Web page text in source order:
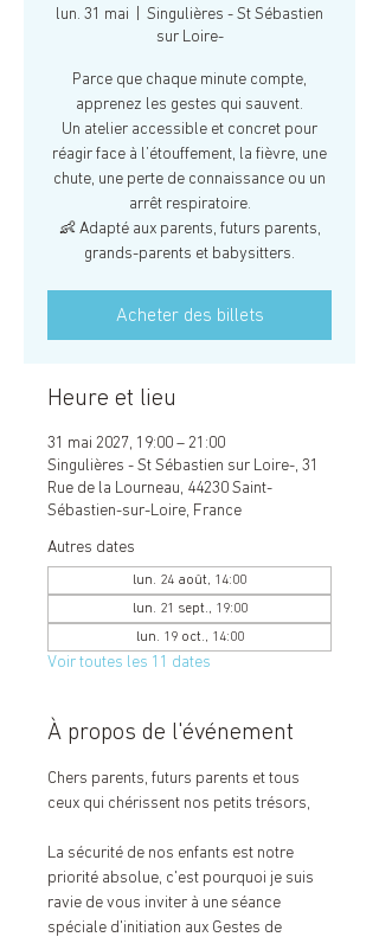
lun. 31 mai
Singulières - St Sébastien
sur Loire-
Parce que chaque minute compte,
apprenez les gestes qui sauvent.
Un atelier accessible et concret pour
réagir face à l’étouffement, la fièvre, une
chute, une perte de connaissance ou un
arrêt respiratoire.
👶 Adapté aux parents, futurs parents,
grands-parents et babysitters.
Acheter des billets
Heure et lieu
31 mai 2027, 19:00 – 21:00
Singulières - St Sébastien sur Loire-, 31
Rue de la Lourneau, 44230 Saint-
Sébastien-sur-Loire, France
Autres dates
lun. 24 août, 14:00
lun. 21 sept., 19:00
lun. 19 oct., 14:00
Voir toutes les 11 dates
À propos de l'événement
Chers parents, futurs parents et tous
ceux qui chérissent nos petits trésors,
La sécurité de nos enfants est notre
priorité absolue, c'est pourquoi je suis
ravie de vous inviter à une séance
spéciale d'initiation aux Gestes de